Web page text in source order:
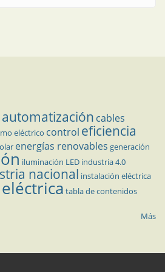
automatización cables
eléctrico control eficiencia
energías renovables generación
iluminación LED industria 4.0
nacional instalación eléctrica
tabla de contenidos
Más